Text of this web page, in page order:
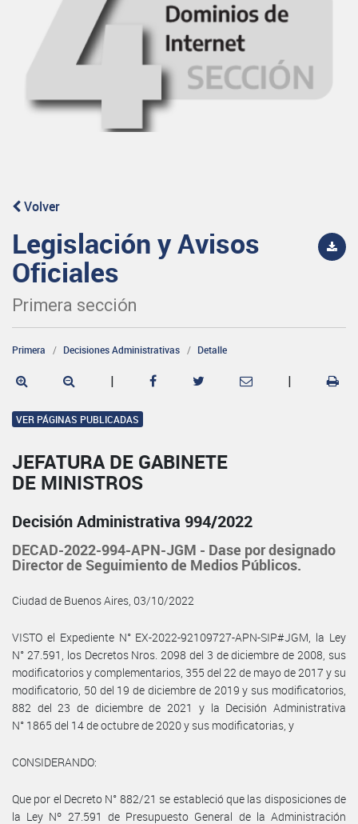
Volver
Legislación y Avisos
Oficiales
Primera sección
Primera Decisiones Administrativas Detalle
| |
VER PÁGINAS PUBLICADAS
JEFATURA DE GABINETE
DE MINISTROS
Decisión Administrativa 994/2022
DECAD-2022-994-APN-JGM - Dase por designado
Director de Seguimiento de Medios Públicos.
Ciudad de Buenos Aires, 03/10/2022
VISTO el Expediente N° EX-2022-92109727-APN-SIP#JGM, la Ley
N° 27.591, los Decretos Nros. 2098 del 3 de diciembre de 2008, sus
modificatorios y complementarios, 355 del 22 de mayo de 2017 y su
modificatorio, 50 del 19 de diciembre de 2019 y sus modificatorios,
882 del 23 de diciembre de 2021 y la Decisión Administrativa
N° 1865 del 14 de octubre de 2020 y sus modificatorias, y
CONSIDERANDO:
Que por el Decreto N° 882/21 se estableció que las disposiciones de
la Ley Nº 27.591 de Presupuesto General de la Administración